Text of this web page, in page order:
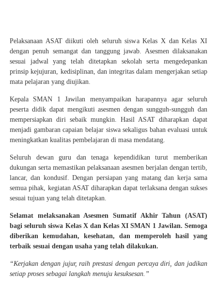
Pelaksanaan ASAT diikuti oleh seluruh siswa Kelas X dan Kelas XI
dengan penuh semangat dan tanggung jawab. Asesmen dilaksanakan
sesuai jadwal yang telah ditetapkan sekolah serta mengedepankan
prinsip kejujuran, kedisiplinan, dan integritas dalam mengerjakan setiap
mata pelajaran yang diujikan.
Kepala SMAN 1 Jawilan menyampaikan harapannya agar seluruh
peserta didik dapat mengikuti asesmen dengan sungguh-sungguh dan
mempersiapkan diri sebaik mungkin. Hasil ASAT diharapkan dapat
menjadi gambaran capaian belajar siswa sekaligus bahan evaluasi untuk
meningkatkan kualitas pembelajaran di masa mendatang.
Seluruh dewan guru dan tenaga kependidikan turut memberikan
dukungan serta memastikan pelaksanaan asesmen berjalan dengan tertib,
lancar, dan kondusif. Dengan persiapan yang matang dan kerja sama
semua pihak, kegiatan ASAT diharapkan dapat terlaksana dengan sukses
sesuai tujuan yang telah ditetapkan.
Selamat melaksanakan Asesmen Sumatif Akhir Tahun (ASAT)
bagi seluruh siswa Kelas X dan Kelas XI SMAN 1 Jawilan. Semoga
diberikan kemudahan, kesehatan, dan memperoleh hasil yang
terbaik sesuai dengan usaha yang telah dilakukan.
“Kerjakan dengan jujur, raih prestasi dengan percaya diri, dan jadikan
setiap proses sebagai langkah menuju kesuksesan.”